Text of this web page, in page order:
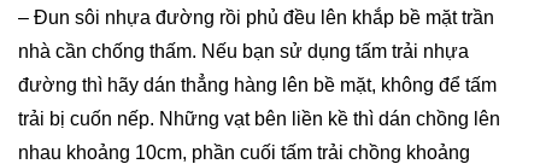
– Đun sôi nhựa đường rồi phủ đều lên khắp bề mặt trần
nhà cần chống thấm. Nếu bạn sử dụng tấm trải nhựa
đường thì hãy dán thẳng hàng lên bề mặt, không để tấm
trải bị cuốn nếp. Những vạt bên liền kề thì dán chồng lên
nhau khoảng 10cm, phần cuối tấm trải chồng khoảng